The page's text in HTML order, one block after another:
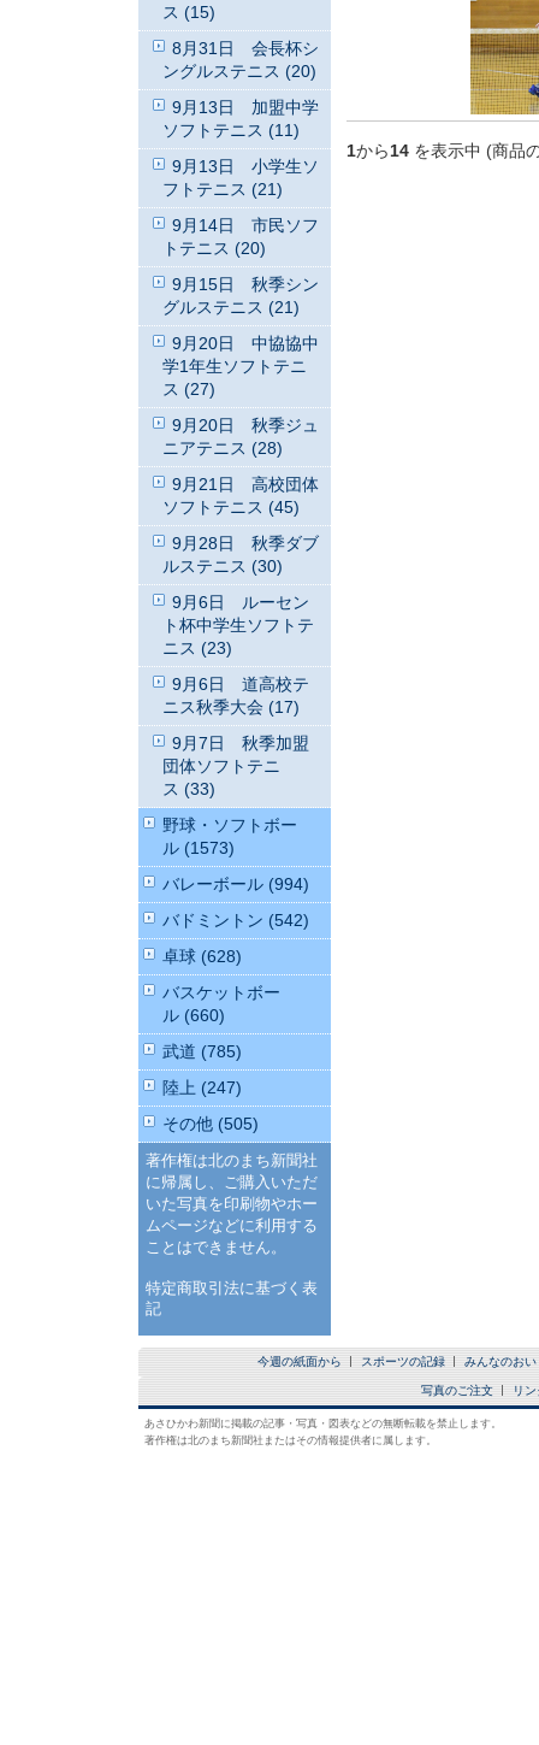
1から14 を表示中 (商品
ス (15)
8月31日 会長杯シ
ングルステニス (20)
9月13日 加盟中学
ソフトテニス (11)
9月13日 小学生ソ
フトテニス (21)
9月14日 市民ソフ
トテニス (20)
9月15日 秋季シン
グルステニス (21)
9月20日 中協協中
学1年生ソフトテニ
ス (27)
9月20日 秋季ジュ
ニアテニス (28)
9月21日 高校団体
ソフトテニス (45)
9月28日 秋季ダブ
ルステニス (30)
9月6日 ルーセン
ト杯中学生ソフトテ
ニス (23)
9月6日 道高校テ
ニス秋季大会 (17)
9月7日 秋季加盟
団体ソフトテニ
ス (33)
野球・ソフトボー
ル (1573)
バレーボール (994)
バドミントン (542)
卓球 (628)
バスケットボー
ル (660)
武道 (785)
陸上 (247)
その他 (505)
著作権は北のまち新聞社
に帰属し、ご購入いただ
いた写真を印刷物やホー
ムページなどに利用する
ことはできません。
特定商取引法に基づく表
記
今週の紙面から スポーツの記録 みんなのおい
写真のご注文 リン
あさひかわ新聞に掲載の記事・写真・図表などの無断転載を禁止します。
著作権は北のまち新聞社またはその情報提供者に属します。